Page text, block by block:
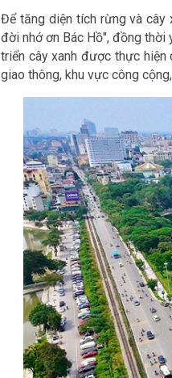
Để tăng diện tích rừng và cây
đời nhớ ơn Bác Hồ", đồng thời
triển cây xanh được thực
giao thông, khu vực công